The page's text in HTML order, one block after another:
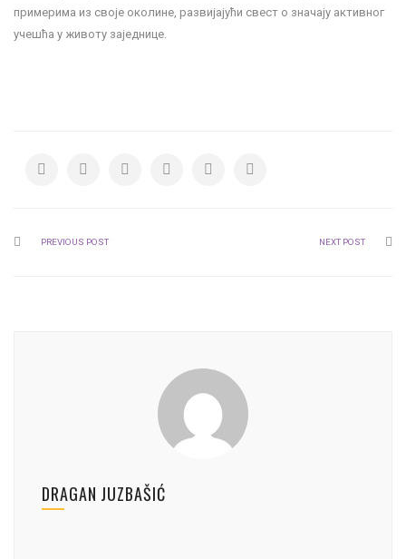
примерима из своје околине, развијајући свест о значају активног
учешћа у животу заједнице.
PREVIOUS POST NEXT POST
DRAGAN JUZBAŠIĆ